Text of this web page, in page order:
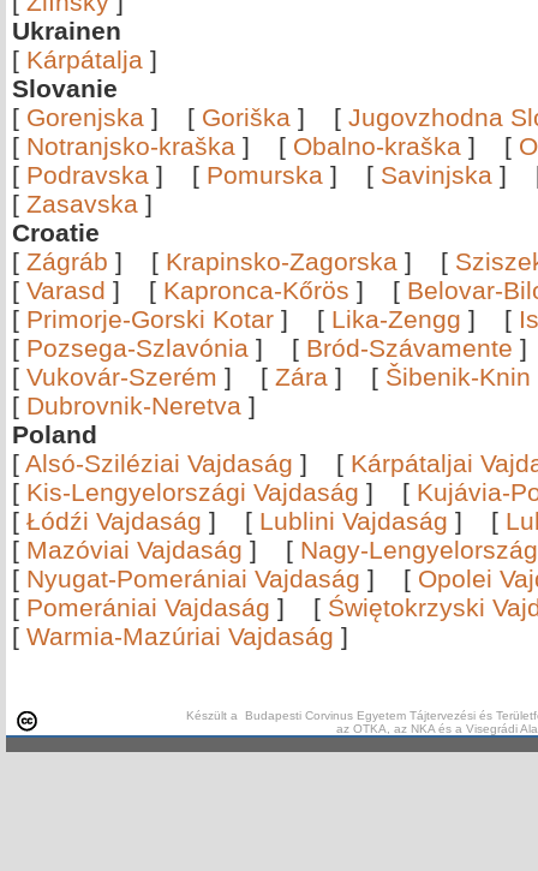
Ukrainen
[ Kárpátalja ]
Slovanie
[ Gorenjska ] [ Goriška ] [ Jugovzhodna
[ Notranjsko-kraška ] [ Obalno-kraška ] [
[ Podravska ] [ Pomurska ] [ Savinjska ]
[ Zasavska ]
Croatie
[ Zágráb ] [ Krapinsko-Zagorska ] [
[ Varasd ] [ Kapronca-Kőrös ] [ Belovar-
[ Primorje-Gorski Kotar ] [ Lika-Zengg ] [
[ Pozsega-Szlavónia ] [ Bród-Szávamente
[ Vukovár-Szerém ] [ Zára ] [ Šibenik-Knin
[ Dubrovnik-Neretva ]
Poland
[ Alsó-Sziléziai Vajdaság ] [ Kárpátaljai
[ Kis-Lengyelországi Vajdaság ] [ Kujávia-
[ Łódźi Vajdaság ] [ Lublini Vajdaság ] [
[ Mazóviai Vajdaság ] [ Nagy-
[ Nyugat-Pomerániai Vajdaság ] [ Opolei
[ Pomerániai Vajdaság ] [ Świętokrzyski
[ Warmia-Mazúriai Vajdaság ]
Készült a Budapesti Corvinus Egyetem Tájtervezési és
az OTKA, az NKA és a Visegrádi